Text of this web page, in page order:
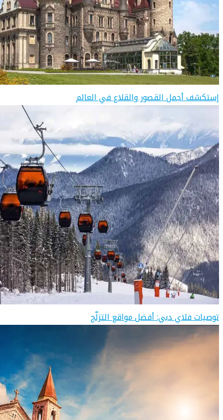
إستكشف أجمل القصور والقلاع في العالم
توصيات فلاي دبي: أفضل مواقع التزلّج